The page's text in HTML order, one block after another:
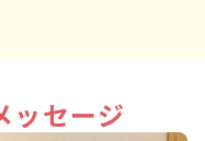
ッセージ